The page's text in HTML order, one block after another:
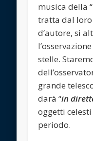
musica della
tratta dal
d’autore, si
stelle.
grande
darà “in
oggetti
periodo.